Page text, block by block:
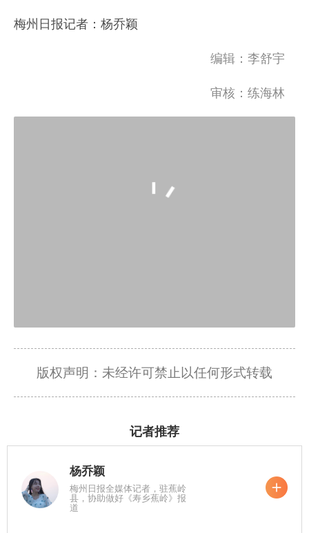
梅州日报记者：杨乔颖
编辑：李舒宇
审核：练海林
版权声明：未经许可禁止以任何形式转载
记者推荐
杨乔颖
梅州日报全媒体记者，驻蕉岭
县，协助做好《寿乡蕉岭》报
道